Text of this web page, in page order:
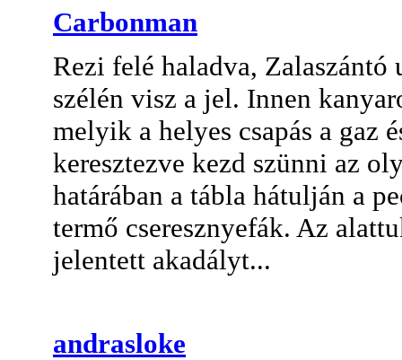
Carbonman
Rezi felé haladva,
szélén visz a jel. Innen
melyik a helyes csapás a gaz
keresztezve kezd szünni az
határában a tábla hátulján a
termő cseresznyefák. Az
jelentett akadályt...
andrasloke